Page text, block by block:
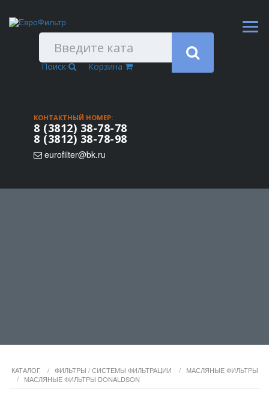
Поиск Корзина
КОНТАКТНЫЙ НОМЕР:
8 (3812) 38-78-78
8 (3812) 38-78-98
eurofilter@bk.ru
КАТАЛОГ / ФИЛЬТРЫ / СИСТЕМЫ ФИЛЬТРАЦИИ / МАСЛЯНЫЕ ФИЛЬТРЫ
/ МАСЛЯНЫЕ ФИЛЬТРЫ DONALDSON